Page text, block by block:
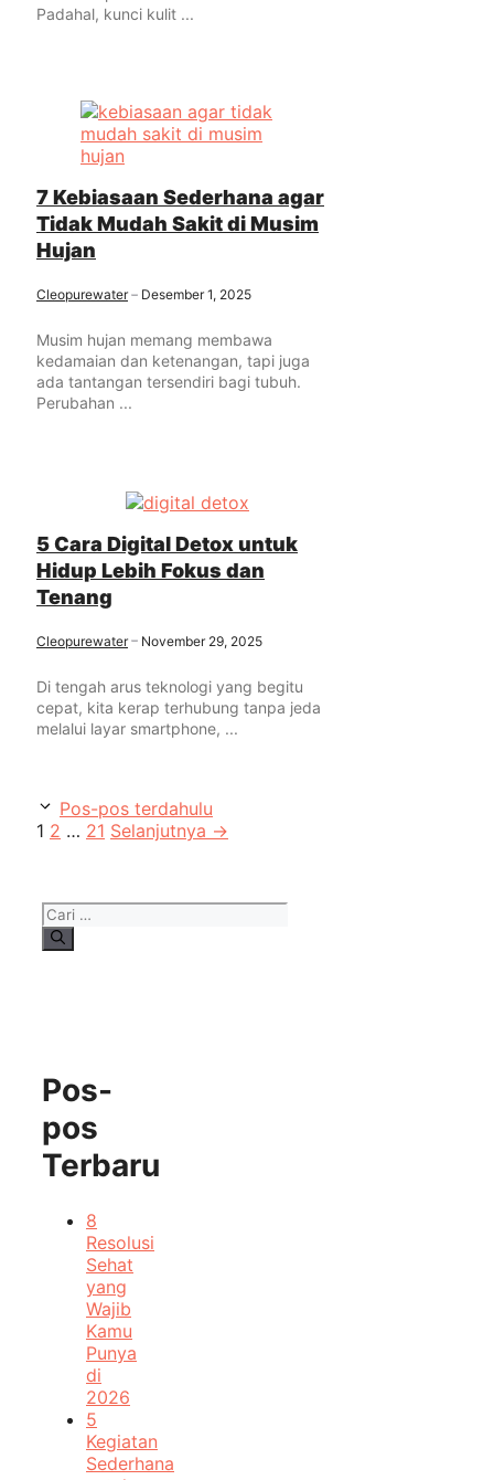
Padahal, kunci kulit ...
7 Kebiasaan Sederhana agar
Tidak Mudah Sakit di Musim
Hujan
Cleopurewater Desember 1, 2025
Musim hujan memang membawa
kedamaian dan ketenangan, tapi juga
ada tantangan tersendiri bagi tubuh.
Perubahan ...
5 Cara Digital Detox untuk
Hidup Lebih Fokus dan
Tenang
Cleopurewater November 29, 2025
Di tengah arus teknologi yang begitu
cepat, kita kerap terhubung tanpa jeda
melalui layar smartphone, ...
Pos-pos terdahulu
Halaman
1 Halaman
2 … Halaman
21 Selanjutnya →
Cari
untuk:
Pos-
pos
Terbaru
8
Resolusi
Sehat
yang
Wajib
Kamu
Punya
di
2026
5
Kegiatan
Sederhana